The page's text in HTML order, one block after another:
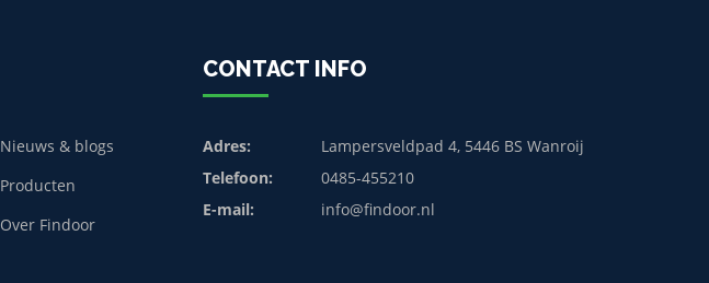
Nieuws & blogs
Producten
Over Findoor
CONTACT INFO
Adres:
Lampersveldpad 4, 5446 BS Wanroij
Telefoon:
0485-455210
E-mail:
info@findoor.nl